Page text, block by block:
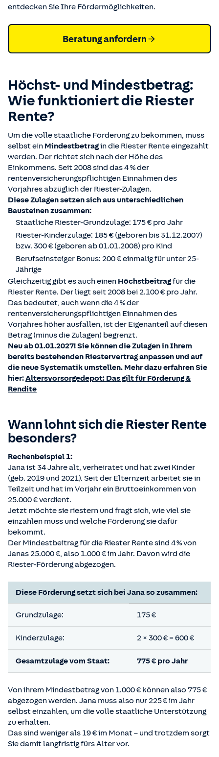
entsprechend hoch aus.
entdecken Sie Ihre Fördermöglichkeiten.
Beratung anfordern
Höchst- und Mindestbetrag:
Wie funktioniert die Riester
Rente?
Um die volle staatliche Förderung zu bekommen, muss
selbst ein Mindestbetragin die Riester Rente eingezahlt
werden. Der richtet sich nach der Höhe des
Einkommens. Seit 2008 sind das 4 % der
rentenversicherungspflichtigen Einnahmen des
Vorjahres abzüglich der Riester-Zulagen.
Diese Zulagen setzen sich aus unterschiedlichen
Bausteinen zusammen:
Staatliche Riester-Grundzulage: 175 € pro Jahr
Riester-Kinderzulage: 185 € (geboren bis 31.12.2007)
bzw. 300 € (geboren ab 01.01.2008) pro Kind
Berufseinsteiger Bonus: 200 € einmalig für unter 25-
Jährige
Gleichzeitig gibt es auch einen Höchstbeitragfür die
Riester Rente. Der liegt seit 2008 bei 2.100 € pro Jahr.
Das bedeutet, auch wenn die 4 % der
rentenversicherungspflichtigen Einnahmen des
Vorjahres höher ausfallen, ist der Eigenanteil auf diesen
Betrag (minus die Zulagen) begrenzt.
Neu ab 01.01.2027! Sie können die Zulagen in Ihrem
bereits bestehenden Riestervertrag anpassen und auf
die neue Systematik umstellen. Mehr dazu erfahren Sie
hier:Altersvorsorgedepot: Das gilt für Förderung &
Rendite
Wann lohnt sich die Riester Rente
besonders?
Rechenbeispiel 1:
Jana ist 34 Jahre alt, verheiratet und hat zwei Kinder
(geb. 2019 und 2021). Seit der Elternzeit arbeitet sie in
Teilzeit und hat im Vorjahr ein Bruttoeinkommen von
25.000 € verdient.
Jetzt möchte sie riestern und fragt sich, wie viel sie
einzahlen muss und welche Förderung sie dafür
bekommt.
Der Mindestbeitrag für die Riester Rente sind 4 % von
Janas 25.000 €, also 1.000 € im Jahr. Davon wird die
Riester-Förderung abgezogen.
Diese Förderung setzt sich bei Jana so zusammen:
Grundzulage: 175 €
Kinderzulage: 2 × 300 € = 600 €
Gesamtzulagevom Staat: 775 € pro Jahr
Von ihrem Mindestbetrag von 1.000 € können also 775 €
abgezogen werden. Jana muss also nur 225 € im Jahr
selbst einzahlen, um die volle staatliche Unterstützung
zu erhalten.
Das sind weniger als 19 € im Monat – und trotzdem sorgt
Sie damit langfristig fürs Alter vor.